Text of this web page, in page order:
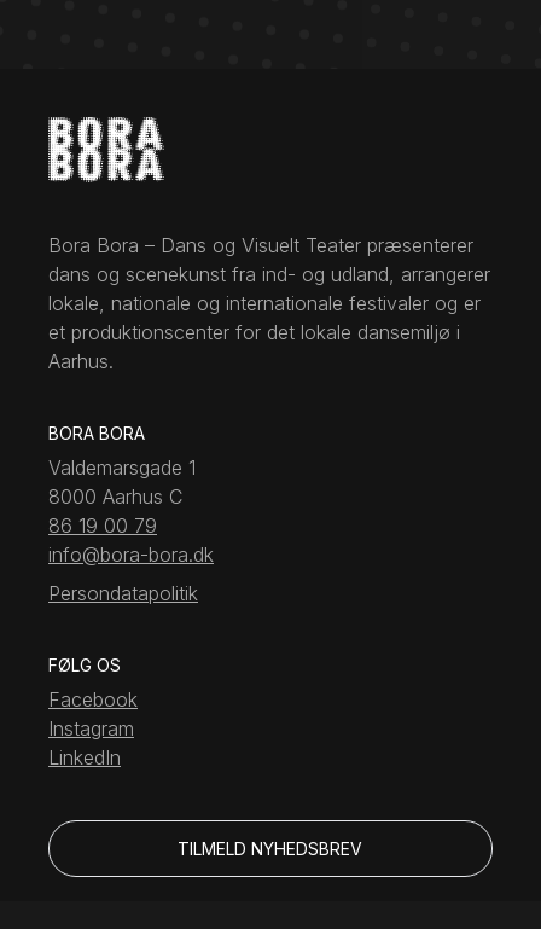
Bora Bora – Dans og Visuelt Teater præsenterer
dans og scenekunst fra ind- og udland, arrangerer
lokale, nationale og internationale festivaler og er
et produktionscenter for det lokale dansemiljø i
Aarhus.
BORA BORA
Valdemarsgade 1
8000 Aarhus C
86 19 00 79
info@bora-bora.dk
Persondatapolitik
FØLG OS
Facebook
Instagram
LinkedIn
TILMELD NYHEDSBREV